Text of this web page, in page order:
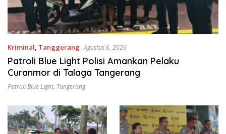
Kriminal, Tanggerang Agustus 6, 2026
Patroli Blue Light Polisi Amankan Pelaku
Curanmor di Talaga Tangerang
Patroli Blue Light, Tangerang